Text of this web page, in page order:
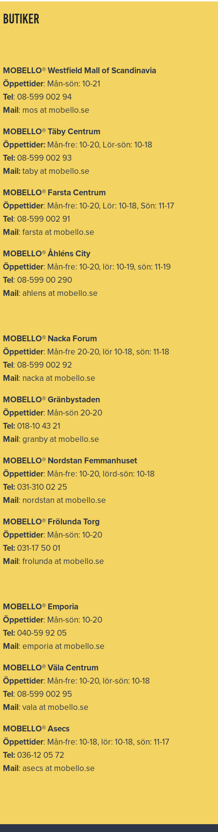
butiker
MOBELLO®Westfield Mall of Scandinavia
Öppettider: Mån-sön: 10-21
Tel: 08-599 002 94
Mail: mos at mobello.se
MOBELLO®Täby Centrum
Öppettider: Mån-fre: 10-20, Lör-sön: 10-18
Tel: 08-599 002 93
Mail:taby at mobello.se
MOBELLO® Farsta Centrum
Öppettider: Mån-fre: 10-20, Lör: 10-18, Sön: 11-17
Tel: 08-599 002 91
Mail: farsta at mobello.se
MOBELLO® Åhléns City
Öppettider: Mån-fre: 10-20, lör: 10-19, sön: 11-19
Tel: 08-599 00 290
Mail: ahlens at mobello.se
MOBELLO® Nacka Forum
Öppettider: Mån-fre 20-20, lör 10-18, sön: 11-18
Tel: 08-599 002 92
Mail: nacka at mobello.se
MOBELLO®Gränbystaden
Öppettider: Mån-sön 20-20
Tel: 018-10 43 21
Mail: granby at mobello.se
MOBELLO® Nordstan Femmanhuset
Öppettider: Mån-fre: 10-20, lörd-sön: 10-18
Tel: 031-310 02 25
Mail: nordstan at mobello.se
MOBELLO® Frölunda Torg
Öppettider: Mån-sön: 10-20
Tel: 031-17 50 01
Mail: frolunda at mobello.se
MOBELLO® Emporia
Öppettider: Mån-sön: 10-20
Tel: 040-59 92 05
Mail: emporia at mobello.se
MOBELLO® Väla Centrum
Öppettider: Mån-fre: 10-20, lör-sön: 10-18
Tel: 08-599 002 95
Mail: vala at mobello.se
MOBELLO® Asecs
Öppettider: Mån-fre: 10-18, lör: 10-18, sön: 11-17
Tel: 036-12 05 72
Mail: asecs at mobello.se